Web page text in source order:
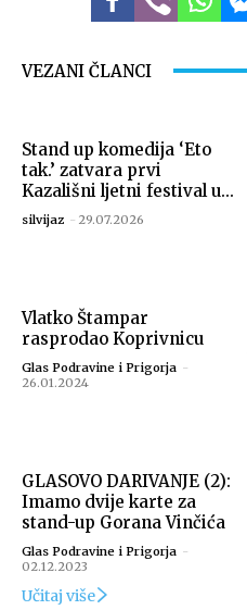
VEZANI ČLANCI
Stand up komedija ‘Eto
tak.’ zatvara prvi
Kazališni ljetni festival u...
silvijaz - 29.07.2026
Vlatko Štampar
rasprodao Koprivnicu
Glas Podravine i Prigorja -
26.01.2024
GLASOVO DARIVANJE (2):
Imamo dvije karte za
stand-up Gorana Vinčića
Glas Podravine i Prigorja -
02.12.2023
Učitaj više